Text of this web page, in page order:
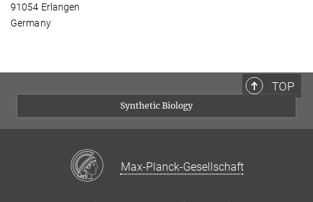
91054 Erlangen
Germany
TOP
Synthetic Biology
Max-Planck-Gesellschaft